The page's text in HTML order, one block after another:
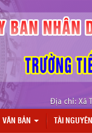
VĂN BẢN TÀI NGUYÊN